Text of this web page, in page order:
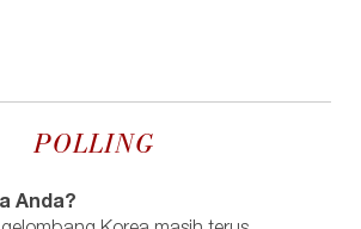
POLLING
Anda?